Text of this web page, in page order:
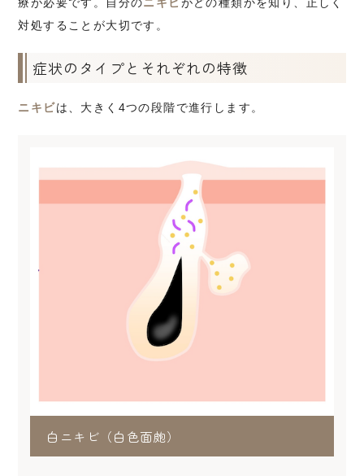
療が必要です。自分のニキビ がどの種類かを知り、正しく
対処することが大切です。
症状のタイプとそれぞれの特徴
ニキビは、大きく4つの段階で進行します。
白ニキビ（白色面皰）